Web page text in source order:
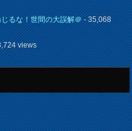
るな！世間の大誤解＠- 35,068
views